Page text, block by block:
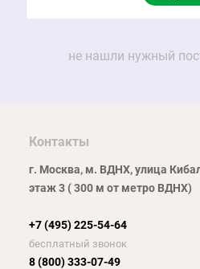
не нашли нужный
Контакты
г. Москва, м. ВДНХ, улица
этаж 3 ( 300 м от метро ВДНХ)
+7 (495) 225-54-64
бесплатный звонок
8 (800) 333-07-49